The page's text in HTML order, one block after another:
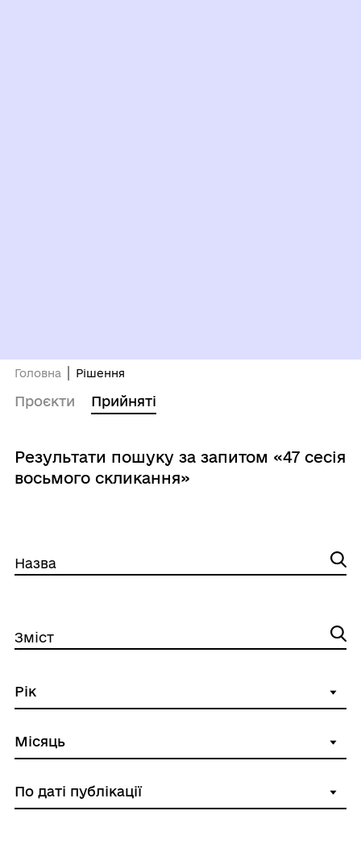
Головна Рішення
Проєкти Прийняті
Результати пошуку за запитом «47 сесія
восьмого скликання»
Назва
Зміст